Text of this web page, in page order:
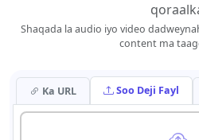
Shaqada la audio iyo video
content ma
Ka URL Soo Deji Fayl